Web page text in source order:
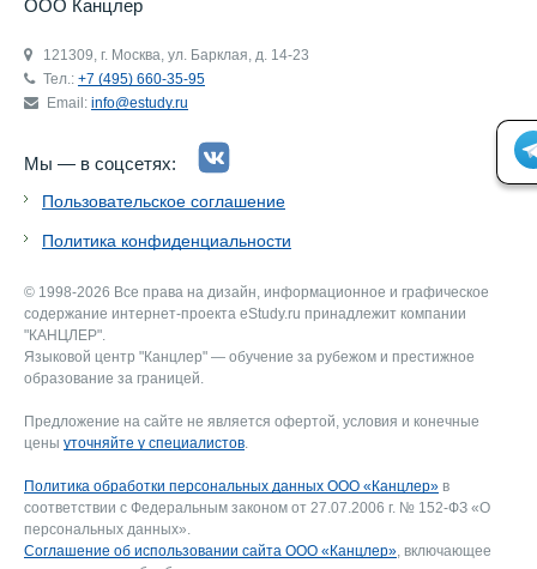
ООО Канцлер
121309, г. Москва, ул. Барклая, д. 14-23
Тел.: +7 (495) 660-35-95
Email: info@estudy.ru
Мы — в соцсетях:
Пользовательское соглашение
Политика конфиденциальности
© 1998-2026 Все права на дизайн, информационное и графическое
содержание интернет-проекта eStudy.ru принадлежит компании
"КАНЦЛЕР".
Языковой центр "Канцлер" — обучение за рубежом и престижное
образование за границей.
Предложение на сайте не является офертой, условия и конечные
цены уточняйте у специалистов
Политика обработки персональных данных ООО «Канцлер» в
соответствии с Федеральным законом от 27.07.2006 г. № 152-ФЗ «О
персональных данных».
Соглашение об использовании сайта ООО «Канцлер» , включающее